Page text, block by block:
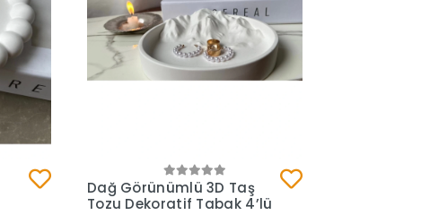
Sepete Ekle
Dağ Görünümlü 3D Taş
Tozu Dekoratif Tabak 4’lü